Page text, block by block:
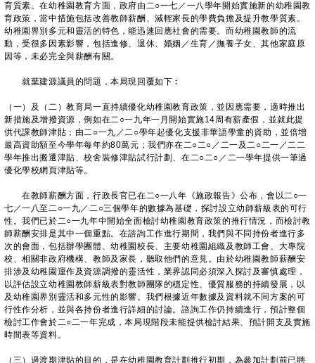
育質素。在幼稚園教育方面，政府由二○一七／一八學年開始實施新的幼稚園教
育政策，當中措施包括改善教師薪酬、減輕家長的學費負擔及提升教學質素。
幼稚園界別多元和靈活的特色，能迅速回應社會的需要。而幼稚園教師的流
動，受很多因素影響，包括進修、退休、婚姻／生育／撫養子女、其他家庭原
因等，未必完全與薪酬有關。
就葉建源議員的問題，本局現回覆如下︰
（一）及（二）教育局一直持續優化幼稚園教育政策，並因應需要，適時推出
新措施及增撥資源，例如在二○一九年一月開始實施14周有薪產假，並就此提
供代課教師津貼；由二○一九／二○學年起優化支援非華語學童的資助，並倍增
最高資助額至今學年每年約80萬元；我們亦在二○二○／二一及二○二一／二二
學年推出搬遷津貼、校舍裝修津貼試行計劃、在二○二○／二一學年提供一筆過
優化學校網頁津貼等。
在教師薪酬方面，行政長官已在二○一八年《施政報告》公布，會以二○一
七／一八至二○一九／二○三個學年的數據為基礎，探討設立幼師薪級表的可行
性。我們已於二○一九年中開始全面檢討幼稚園教育政策的推行情況，而檢討教
師薪酬安排是其中一個重點。在諮詢工作進行期間，我們與不同持份者進行多
次的會面，包括辦學團體、幼稚園校長、主要幼稚園組織及教師工會、大專院
校、相關非政府機構、教師及家長，聽取他們的意見。由於幼稚園教師薪酬安
排涉及幼稚園運作及資源調撥的靈活性，業界認同必須深入探討及審慎處理，
以評估設立幼稚園教師薪級表對教師團隊的穩定性、優質服務的持續發展，以
及幼稚園界別靈活和多元性的影響。我們根據近年數據及資料就不同方案的可
行性作分析，並與各持份者進行詳細的討論。諮詢工作仍持續進行，預計整個
檢討工作會於二○二一年完成，本局現階段未能提供檢討結果、預計開支及實施
時間表等資料。
（三）過渡期津貼的目的，是在幼稚園教育計劃推行初期，為參加計劃前已聘